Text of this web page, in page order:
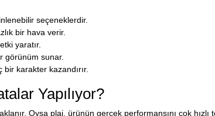
seçeneklerdir.
bir hava verir.
yaratır.
görünüm sunar.
karakter kazandırır.
Yapılıyor?
Oysa plaj, ürünün gerçek performansını çok